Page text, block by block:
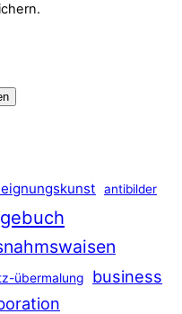
antibilder
übermalung business